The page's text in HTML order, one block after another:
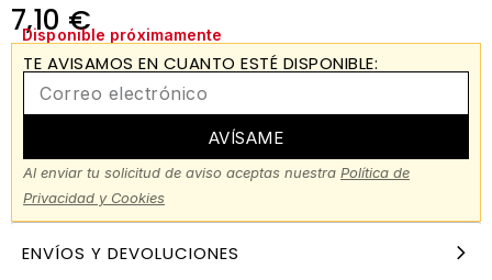
7,10 €
Disponible próximamente
TE AVISAMOS EN CUANTO ESTÉ DISPONIBLE:
AVÍSAME
Al enviar tu solicitud de aviso aceptas nuestra Política de
Privacidad y Cookies
ENVÍOS Y DEVOLUCIONES